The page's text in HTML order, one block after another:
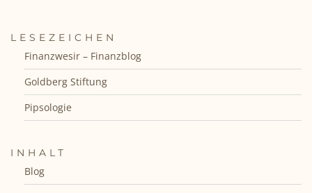
LESEZEICHEN
Finanzwesir – Finanzblog
Goldberg Stiftung
Pipsologie
INHALT
Blog